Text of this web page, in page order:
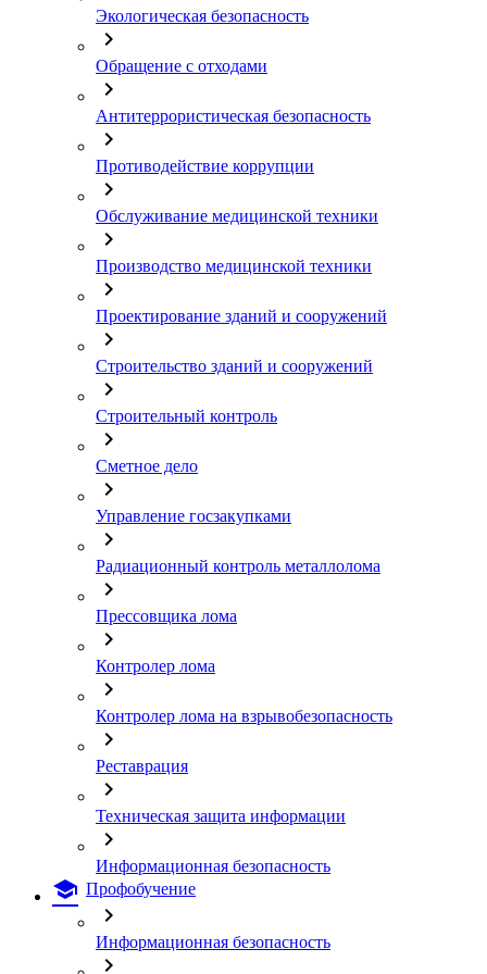
Экологическая безопасность
chevron_right
Обращение с отходами
chevron_right
Антитеррористическая безопасность
chevron_right
Противодействие коррупции
chevron_right
Обслуживание медицинской техники
chevron_right
Производство медицинской техники
chevron_right
Проектирование зданий и сооружений
chevron_right
Строительство зданий и сооружений
chevron_right
Строительный контроль
chevron_right
Cметное дело
chevron_right
Управление госзакупками
chevron_right
Радиационный контроль металлолома
chevron_right
Прессовщика лома
chevron_right
Контролер лома
chevron_right
Контролер лома на взрывобезопасность
chevron_right
Реставрация
chevron_right
Техническая защита информации
chevron_right
Информационная безопасность
school Профобучение
chevron_right
Информационная безопасность
chevron_right